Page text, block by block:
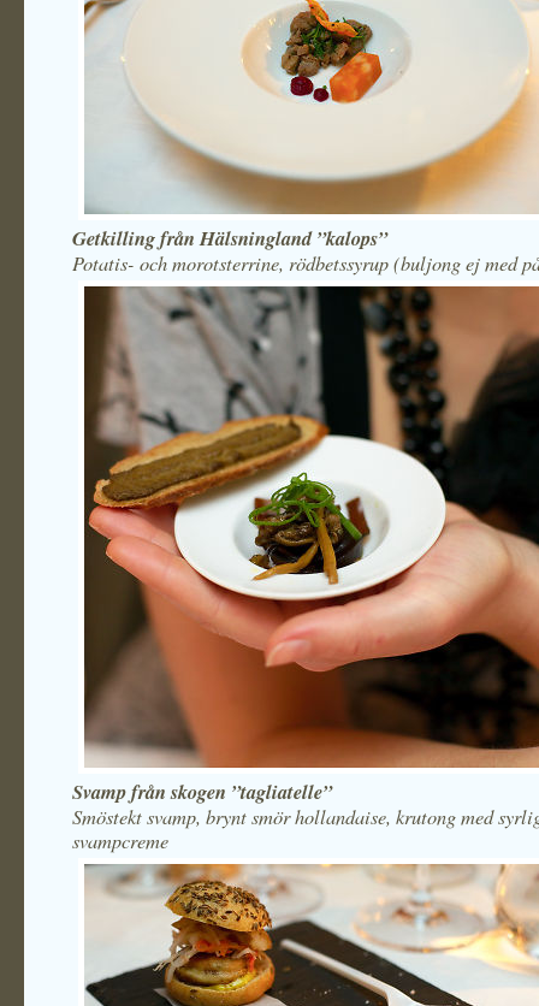
Getkilling från Hälsningland ”kalops”
Potatis- och morotsterrine, rödbetssyrup (buljong ej med
Svamp från skogen ”tagliatelle”
Smöstekt svamp, brynt smör hollandaise, krutong med
svampcreme